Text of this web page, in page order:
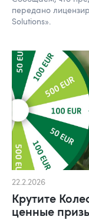
передано
Solutions».
22.2.2026
Крутите
ценные